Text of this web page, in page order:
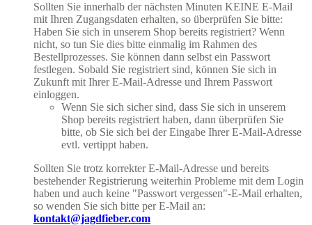
Sollten Sie innerhalb der nächsten Minuten KEINE E-Mail
mit Ihren Zugangsdaten erhalten, so überprüfen Sie bitte:
Haben Sie sich in unserem Shop bereits registriert? Wenn
nicht, so tun Sie dies bitte einmalig im Rahmen des
Bestellprozesses. Sie können dann selbst ein Passwort
festlegen. Sobald Sie registriert sind, können Sie sich in
Zukunft mit Ihrer E-Mail-Adresse und Ihrem Passwort
einloggen.
Wenn Sie sich sicher sind, dass Sie sich in unserem
Shop bereits registriert haben, dann überprüfen Sie
bitte, ob Sie sich bei der Eingabe Ihrer E-Mail-Adresse
evtl. vertippt haben.
Sollten Sie trotz korrekter E-Mail-Adresse und bereits
bestehender Registrierung weiterhin Probleme mit dem Login
haben und auch keine "Passwort vergessen"-E-Mail erhalten,
so wenden Sie sich bitte per E-Mail an:
kontakt@jagdfieber.com